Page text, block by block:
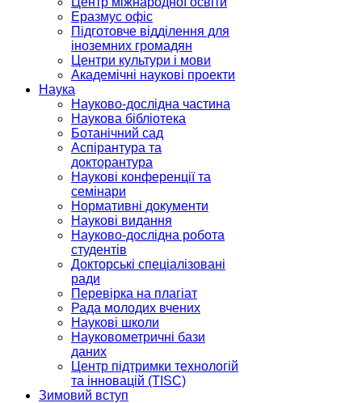
Еразмус офіс
Підготовче відділення для
іноземних громадян
Центри культури і мови
Академічні наукові проекти
Наука
Науково-дослідна частина
Наукова бібліотека
Ботанічний сад
Аспірантура та
докторантура
Наукові конференції та
семінари
Нормативні документи
Наукові видання
Науково-дослідна робота
студентів
Докторські спеціалізовані
ради
Перевірка на плагіат
Рада молодих вчених
Наукові школи
Науковометричні бази
даних
Центр підтримки технологій
та інновацій (TISC)
Зимовий вступ